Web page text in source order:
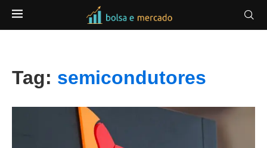
Tag: semicondutores